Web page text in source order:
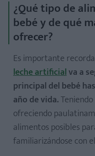
¿Qué tipo de
bebé y de qué
ofrecer?
Es importante
leche artificialva a
principal del bebé
año de vida.
ofreciendo
alimentos posibles
familiarizándose con